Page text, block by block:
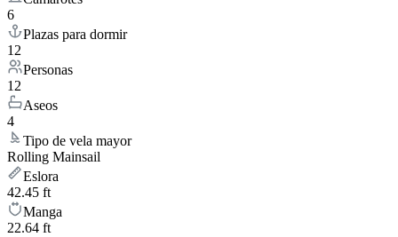
6
Plazas para dormir
12
Personas
12
Aseos
4
Tipo de vela mayor
Rolling Mainsail
Eslora
42.45 ft
Manga
22.64 ft